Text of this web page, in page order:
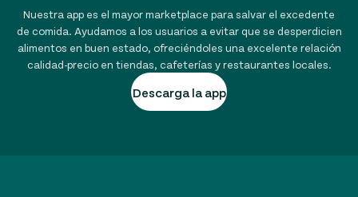
Nuestra app es el mayor marketplace para salvar el excedente
de comida. Ayudamos a los usuarios a evitar que se desperdicien
alimentos en buen estado, ofreciéndoles una excelente relación
calidad-precio en tiendas, cafeterías y restaurantes locales.
Descarga la app